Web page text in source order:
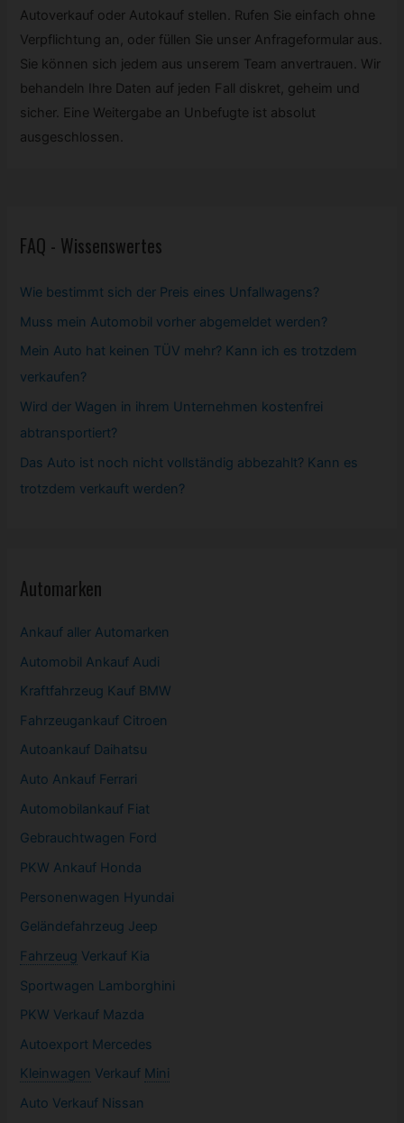
Autoverkauf oder Autokauf stellen. Rufen Sie einfach ohne
Verpflichtung an, oder füllen Sie unser Anfrageformular aus.
Sie können sich jedem aus unserem Team anvertrauen. Wir
behandeln Ihre Daten auf jeden Fall diskret, geheim und
sicher. Eine Weitergabe an Unbefugte ist absolut
ausgeschlossen.
FAQ - Wissenswertes
Wie bestimmt sich der Preis eines Unfallwagens?
Muss mein Automobil vorher abgemeldet werden?
Mein Auto hat keinen TÜV mehr? Kann ich es trotzdem
verkaufen?
Wird der Wagen in ihrem Unternehmen kostenfrei
abtransportiert?
Das Auto ist noch nicht vollständig abbezahlt? Kann es
trotzdem verkauft werden?
Automarken
Ankauf aller Automarken
Automobil Ankauf Audi
Kraftfahrzeug Kauf BMW
Fahrzeugankauf Citroen
Autoankauf Daihatsu
Auto Ankauf Ferrari
Automobilankauf Fiat
Gebrauchtwagen Ford
PKW Ankauf Honda
Personenwagen Hyundai
Geländefahrzeug Jeep
Fahrzeug Verkauf Kia
Sportwagen Lamborghini
PKW Verkauf Mazda
Autoexport Mercedes
Kleinwagen Verkauf Mini
Auto Verkauf Nissan